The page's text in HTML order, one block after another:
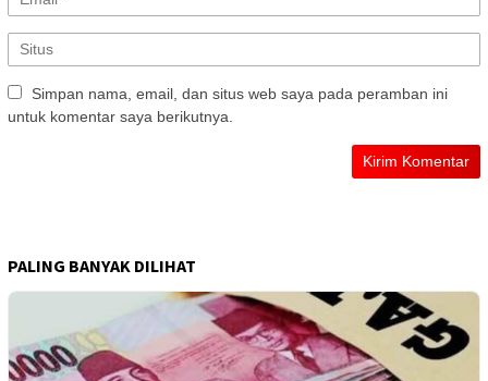
Simpan nama, email, dan situs web saya pada peramban ini
untuk komentar saya berikutnya.
PALING BANYAK DILIHAT